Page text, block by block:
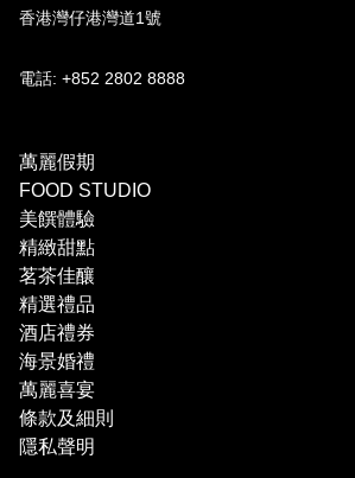
香港灣仔港灣道1號
電話: +852 2802 8888
萬麗假期
FOOD STUDIO
美饌體驗
精緻甜點
茗茶佳釀
精選禮品
酒店禮券
海景婚禮
萬麗喜宴
條款及細則
隱私聲明